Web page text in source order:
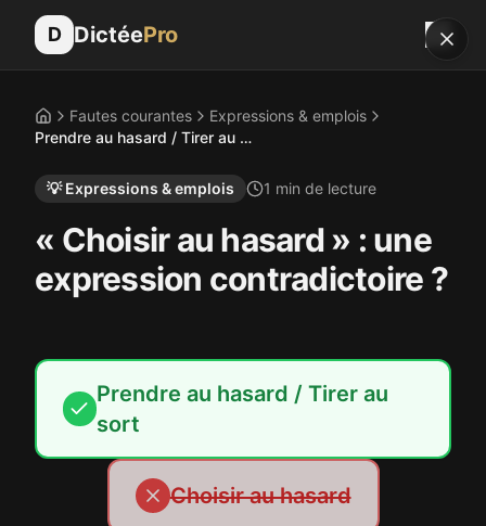
D DictéePro
AccueilFautes courantes
Expressions & emplois
Prendre au hasard / Tirer au sort
💡 Expressions & emplois 1 min de lecture
« Choisir au hasard » : une
expression contradictoire ?
Prendre au hasard / Tirer au
sort
Choisir au hasard